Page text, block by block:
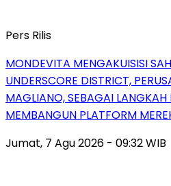
Pers Rilis
MONDEVITA MENGAKUISISI
UNDERSCORE DISTRICT,
MAGLIANO, SEBAGAI
MEMBANGUN PLATFORM
Jumat, 7 Agu 2026 - 09:32 WIB